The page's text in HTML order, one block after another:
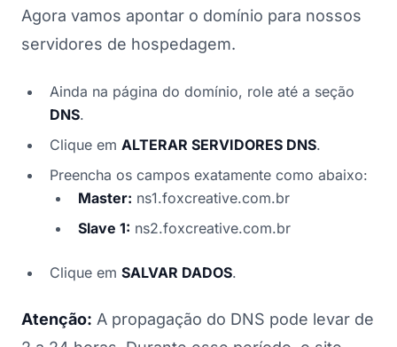
Agora vamos apontar o domínio para nossos
servidores de hospedagem.
Ainda na página do domínio, role até a seção
DNS.
Clique em ALTERAR SERVIDORES DNS.
Preencha os campos exatamente como abaixo:
Master: ns1.foxcreative.com.br
Slave 1: ns2.foxcreative.com.br
Clique em SALVAR DADOS.
Atenção: A propagação do DNS pode levar de